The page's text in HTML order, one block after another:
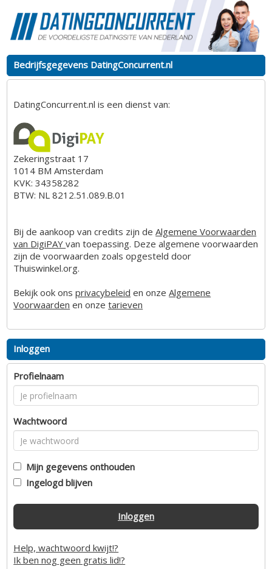
Bedrijfsgegevens DatingConcurrent.nl
DatingConcurrent.nl is een dienst van:
Zekeringstraat 17
1014 BM Amsterdam
KVK:34358282
BTW: NL 8212.51.089.B.01
Bij de aankoop van credits zijn deAlgemene Voorwaarden
van DigiPAYvan toepassing. Deze algemene voorwaarden
zijn de voorwaarden zoals opgesteld door
Thuiswinkel.org.
Bekijk ook onsprivacybeleid en onzeAlgemene
Voorwaarden en onzetarieven
Inloggen
Profielnaam
Wachtwoord
Mijn gegevens onthouden
Ingelogd blijven
Inloggen
Help, wachtwoord kwijt!?
Ik ben nog geen gratis lid!?